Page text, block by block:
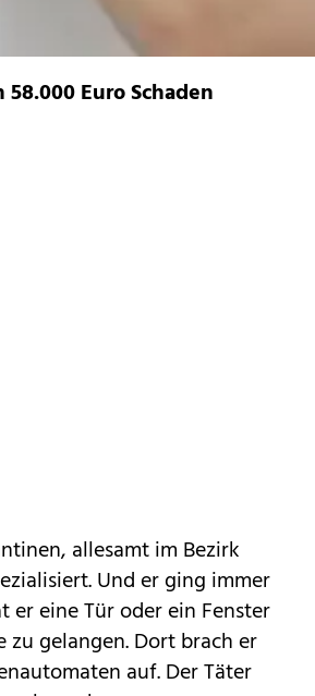
Euro Schaden
allesamt im Bezirk
Und er ging immer
er eine Tür oder ein Fenster
gelangen. Dort brach er
auf. Der Täter